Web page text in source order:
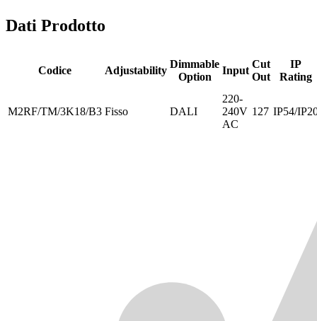
Dati Prodotto
Codice Adjustability
Dimmable
Option
Input
Cut
Out
IP
Rating
M2RF/TM/3K18/B3 Fisso DALI
220-
240V
AC
127 IP54/